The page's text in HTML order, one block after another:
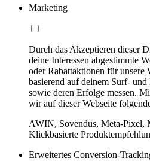
Marketing
Durch das Akzeptieren dieser
deine Interessen abgestimmte
oder Rabattaktionen für unsere
basierend auf deinem Surf-
sowie deren Erfolge messen.
wir auf dieser Webseite
AWIN, Sovendus, Meta-Pixel,
Klickbasierte
Erweitertes Conversion-